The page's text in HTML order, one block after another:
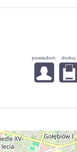
powiadom drukuj